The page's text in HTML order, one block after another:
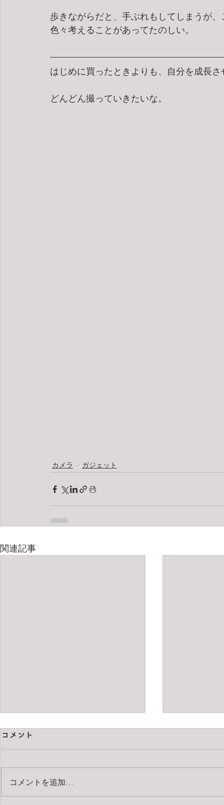
歩きながらだと、手ぶれもしてしまうが
色々考えることがあってたのしい。
はじめに買ったときよりも、自分を成長
どんどん撮っていきたいな。
カメラ ガジェット
関連記事
コメント
コメントを追加…